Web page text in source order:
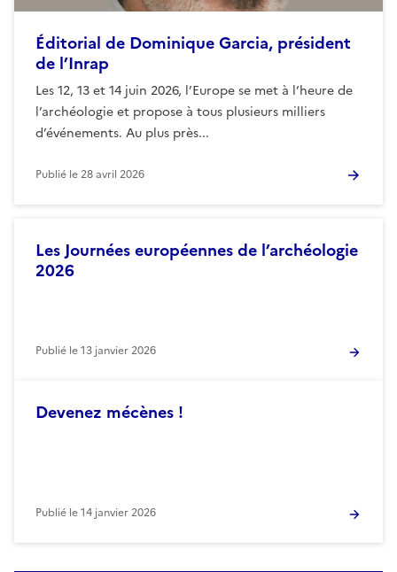
Éditorial de Dominique Garcia, président
de l’Inrap
Les 12, 13 et 14 juin 2026, l’Europe se met à l’heure de
l’archéologie et propose à tous plusieurs milliers
d’événements. Au plus près...
Publié le28 avril 2026
Les Journées européennes de l’archéologie
2026
Publié le13 janvier 2026
Devenez mécènes !
Publié le14 janvier 2026